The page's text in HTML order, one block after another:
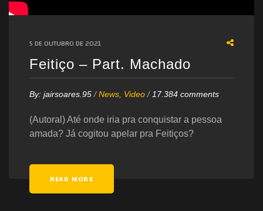
5 DE OUTUBRO DE 2021
Feitiço – Part. Machado
By: jairsoares.95/News, Video/17.384 comments
(Autoral) Até onde iria pra conquistar a pessoa
amada? Já cogitou apelar pra Feitiços?
READ MORE